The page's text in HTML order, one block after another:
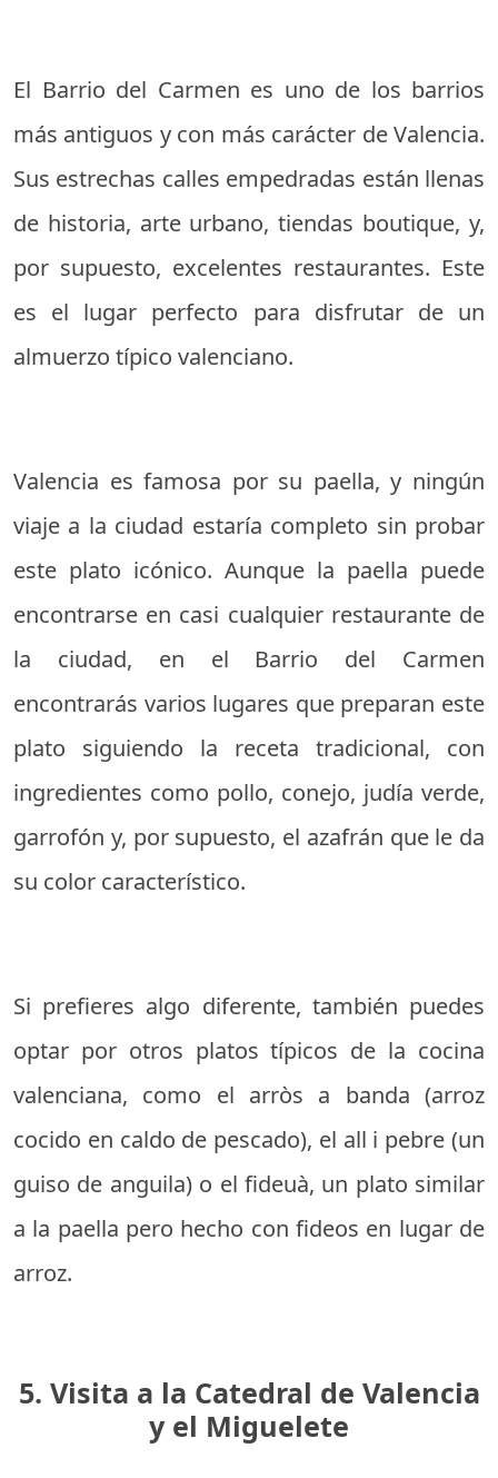
El Barrio del Carmen es uno de los barrios
más antiguos y con más carácter de Valencia.
Sus estrechas calles empedradas están llenas
de historia, arte urbano, tiendas boutique, y,
por supuesto, excelentes restaurantes. Este
es el lugar perfecto para disfrutar de un
almuerzo típico valenciano.
Valencia es famosa por su paella, y ningún
viaje a la ciudad estaría completo sin probar
este plato icónico. Aunque la paella puede
encontrarse en casi cualquier restaurante de
la ciudad, en el Barrio del Carmen
encontrarás varios lugares que preparan este
plato siguiendo la receta tradicional, con
ingredientes como pollo, conejo, judía verde,
garrofón y, por supuesto, el azafrán que le da
su color característico.
Si prefieres algo diferente, también puedes
optar por otros platos típicos de la cocina
valenciana, como el arròs a banda (arroz
cocido en caldo de pescado), el all i pebre (un
guiso de anguila) o el fideuà, un plato similar
a la paella pero hecho con fideos en lugar de
arroz.
5. Visita a la Catedral de Valencia
y el Miguelete